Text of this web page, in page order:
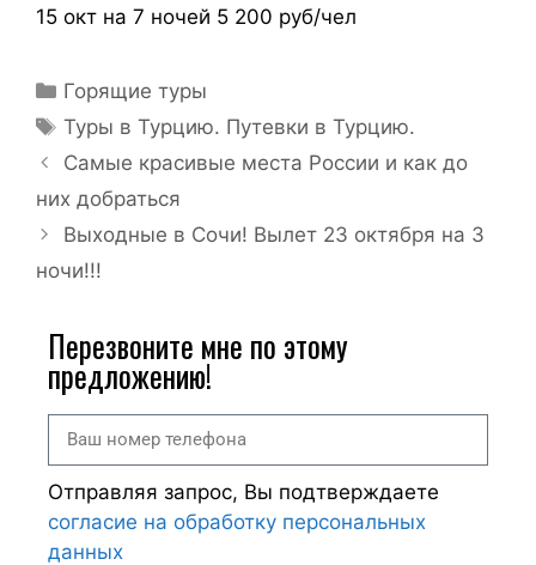
15 окт на 7 ночей 5 200 руб/чел
Горящие туры
Туры в Турцию. Путевки в Турцию.
Самые красивые места России и как до
них добраться
Выходные в Сочи! Вылет 23 октября на 3
ночи!!!
Перезвоните мне по этому
предложению!
Отправляя запрос, Вы подтверждаете
согласие на обработку персональных
данных